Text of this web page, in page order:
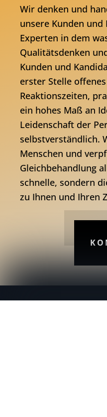
Wir denken und
unsere Kunden
Experten in dem
Qualitätsdenken
Kunden und
erster Stelle
Reaktionszeiten,
ein hohes Maß an
Leidenschaft der
selbstverständlich.
Menschen und
Gleichbehandlung
schnelle, sondern
zu Ihnen und Ihren